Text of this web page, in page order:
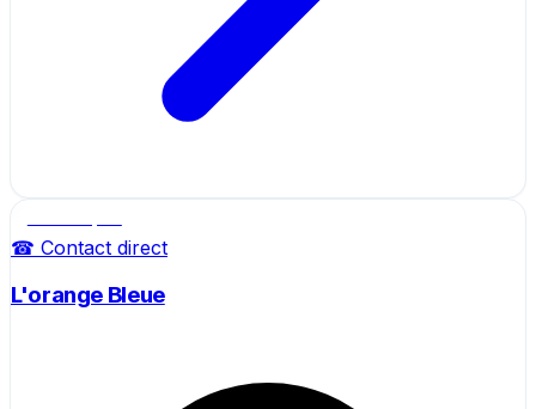
☎ Contact direct
L'orange Bleue